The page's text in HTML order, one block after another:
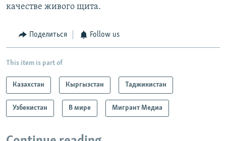
качестве живого щита.
Поделиться Follow us
This item is part of
Казахстан Кыргызстан Таджикистан
Узбекистан В мире Мигрант Медиа